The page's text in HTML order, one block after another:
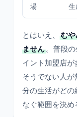
場
生
とはいえ、
む
ません。普段
イント加盟店が
そうでない人
分の生活がど
なぐ範囲を決め